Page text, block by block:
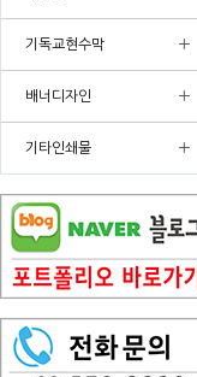
기독교현수막 +
배너디자인 +
기타인쇄물 +